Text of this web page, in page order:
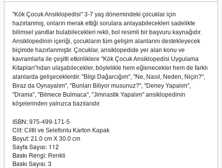
"Kök Çocuk Ansiklopedisi" 3-7 yaş dönemindeki çocuklar için
hazırlanmış, onların merak ettiği sorulara anlayabilecekleri sadelikte
bilimsel yanıtlar bulabilecekleri rekli, bol resimli bir başvuru kaynağıdır.
Ansiklopedinin içeriği, çocukların tüm gelişim alanlarını destekleyecek
biçimde hazırlanmıştır. Çocuklar, ansiklopedide yer alan konu ve
kavramlarla ile çeşitli etkinliklere "Kök Çocuk Ansiklopedisi Uygulama
Kitapları"ndan ulaşabilecekler, böylelikle hem eğlenecekler hem de farklı
alanlarda gelişeceklerdir. "Bilgi Dağarcığım", "Ne, Nasıl, Neden, Niçin?",
Biraz da Oynayalım", "Bunları Biliyor musunuz?", "Deney Yapalım",
"Drama", "Bilmece Bulmaca", "Jimnastik Yapalım" ansiklopedinin
köşelerinden yalnızca bazılarıdır.
ISBN: 975-499-171-5
Cilt: Ciltli ve Selefonlu Karton Kapak
Boyut: 21.0 cm X 30.0 cm
Sayfa Sayısı: 112
Baskı Rengi: Renkli
Baskı Sayısı: 3